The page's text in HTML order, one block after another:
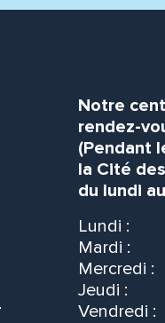
Notre
rendez-
(Pendant
la Cité
du lundi
Lundi :
Mardi :
Mercredi :
Jeudi :
Vendredi :